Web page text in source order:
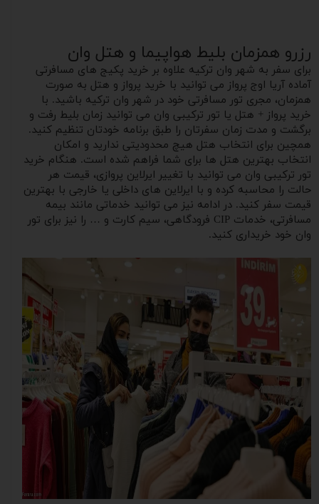
رزرو همزمان بلیط هواپیما و هتل وان
برای سفر به شهر وان ترکیه علاوه بر خرید پکیج های مسافرتی
آماده آریا اوج پرواز می توانید با خرید پرواز و هتل به صورت
همزمان، مجری تور مسافرتی خود در شهر وان ترکیه باشید. با
خرید پرواز + هتل یا تور ترکیبی وان می توانید زمان بلیط رفت و‌
برگشت و‌ مدت زمان سفرتان را طبق برنامه خودتان تنظیم کنید.
همچین برای انتخاب هتل هیچ محدودیتی ندارید و امکان
انتخاب بهترین هتل ها برای شما فراهم شده است. هنگام خرید
تور ترکیبی وان می توانید با تغییر ایرلاین پروازی، قیمت هر
حالت را محاسبه کرده و با ایرلاین های داخلی یا خارجی با بهترین
قیمت سفر کنید. در ادامه نیز می توانید خدماتی مانند بیمه
مسافرتی، خدمات CIP فرودگاهی، سیم کارت و … را نیز برای تور
وان خود خریداری کنید.